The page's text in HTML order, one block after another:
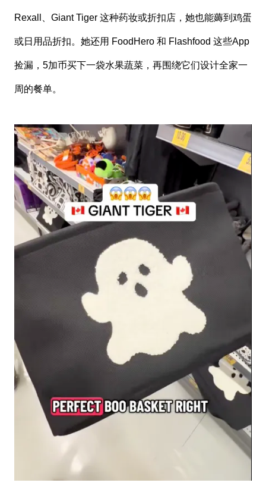
Rexall、Giant Tiger 这种药妆或折扣店，她也能薅到鸡蛋
或日用品折扣。她还用 FoodHero 和 Flashfood 这些App
捡漏，5加币买下一袋水果蔬菜，再围绕它们设计全家一
周的餐单。